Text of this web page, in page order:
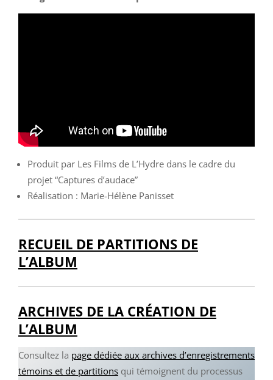
Produit par Les Films de L’Hydre dans le cadre du
projet “Captures d’audace”
Réalisation : Marie-Hélène Panisset
RECUEIL DE PARTITIONS DE
L’ALBUM
ARCHIVES DE LA CRÉATION DE
L’ALBUM
Consultez la page dédiée aux archives d’enregistrements
témoins et de partitions qui témoignent du processus